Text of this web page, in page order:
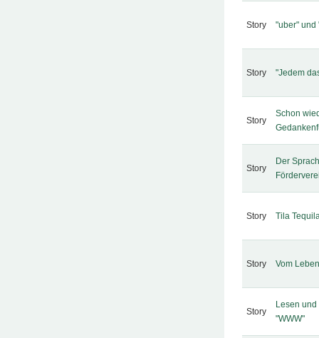
Story "uber" und
Story "Jedem
Story
Schon
Story
Der
Story Tila
Story Vom
Story
Lesen
"WWW"